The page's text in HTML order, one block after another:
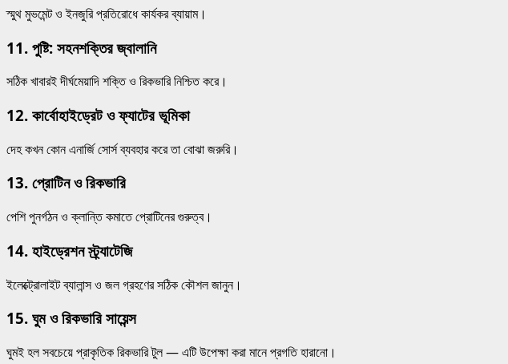
স্মুথ মুভমেন্ট ও ইনজুরি প্রতিরোধে কার্যকর ব্যায়াম।
11. পুষ্টি: সহনশক্তির জ্বালানি
সঠিক খাবারই দীর্ঘমেয়াদি শক্তি ও রিকভারি নিশ্চিত করে।
12. কার্বোহাইড্রেট ও ফ্যাটের ভূমিকা
দেহ কখন কোন এনার্জি সোর্স ব্যবহার করে তা বোঝা জরুরি।
13. প্রোটিন ও রিকভারি
পেশি পুনর্গঠন ও ক্লান্তি কমাতে প্রোটিনের গুরুত্ব।
14. হাইড্রেশন স্ট্র্যাটেজি
ইলেক্ট্রোলাইট ব্যালান্স ও জল গ্রহণের সঠিক কৌশল জানুন।
15. ঘুম ও রিকভারি সায়েন্স
ঘুমই হল সবচেয়ে প্রাকৃতিক রিকভারি টুল — এটি উপেক্ষা করা মানে প্রগতি হারানো।